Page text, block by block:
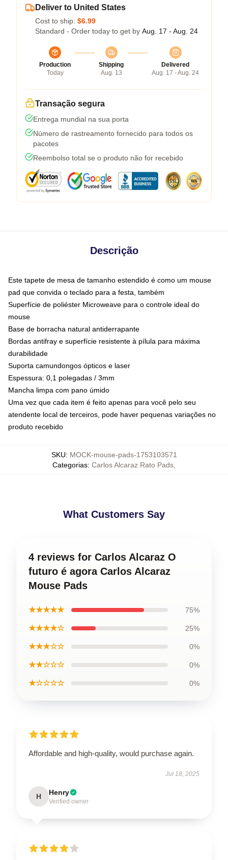
Deliver to United States
Cost to ship: $6.99
Standard - Order today to get by Aug. 17 - Aug. 24
Production
Today
Shipping
Aug. 13
Delivered
Aug. 17 - Aug. 24
Transação segura
Entrega mundial na sua porta
Número de rastreamento fornecido para todos os
pacotes
Reembolso total se o produto não for recebido
Descrição
Este tapete de mesa de tamanho estendido é como um mouse
pad que convida o teclado para a festa, também
Superfície de poliéster Microweave para o controle ideal do
mouse
Base de borracha natural antiderrapante
Bordas antifray e superfície resistente à pílula para máxima
durabilidade
Suporta camundongos ópticos e laser
Espessura: 0,1 polegadas / 3mm
Mancha limpa com pano úmido
Uma vez que cada item é feito apenas para você pelo seu
atendente local de terceiros, pode haver pequenas variações no
produto recebido
SKU: MOCK-mouse-pads-1753103571
Categorias: Carlos Alcaraz Rato Pads
What Customers Say
4 reviews for Carlos Alcaraz O
futuro é agora Carlos Alcaraz
Mouse Pads
★★★★★ 75%
★★★★☆ 25%
★★★☆☆ 0%
★★☆☆☆ 0%
★☆☆☆☆ 0%
Affordable and high-quality, would purchase again.
Jul 18, 2025
H Henry
Verified owner